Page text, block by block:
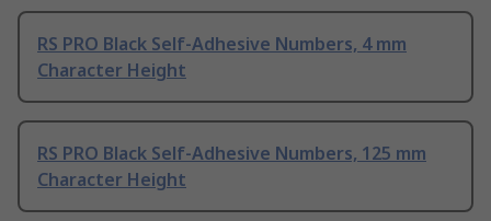
RS PRO Black Self-Adhesive Numbers, 4 mm
Character Height
RS PRO Black Self-Adhesive Numbers, 125 mm
Character Height